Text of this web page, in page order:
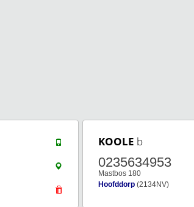
KOOLE b
0235634953
Mastbos 180
Hoofddorp (2134NV)